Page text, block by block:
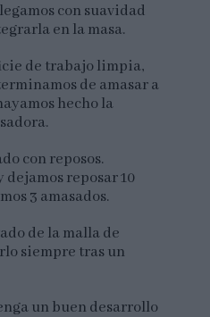
con suavidad
en la masa.
de trabajo limpia,
de amasar a
hecho la
con reposos.
dejamos reposar 10
3 amasados.
de la malla de
siempre tras un
un buen desarrollo